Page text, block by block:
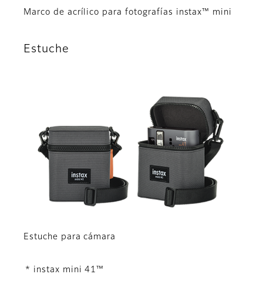
Marco de acrílico para fotografías instax™ mini
Estuche
Estuche para cámara
* instax mini 41™